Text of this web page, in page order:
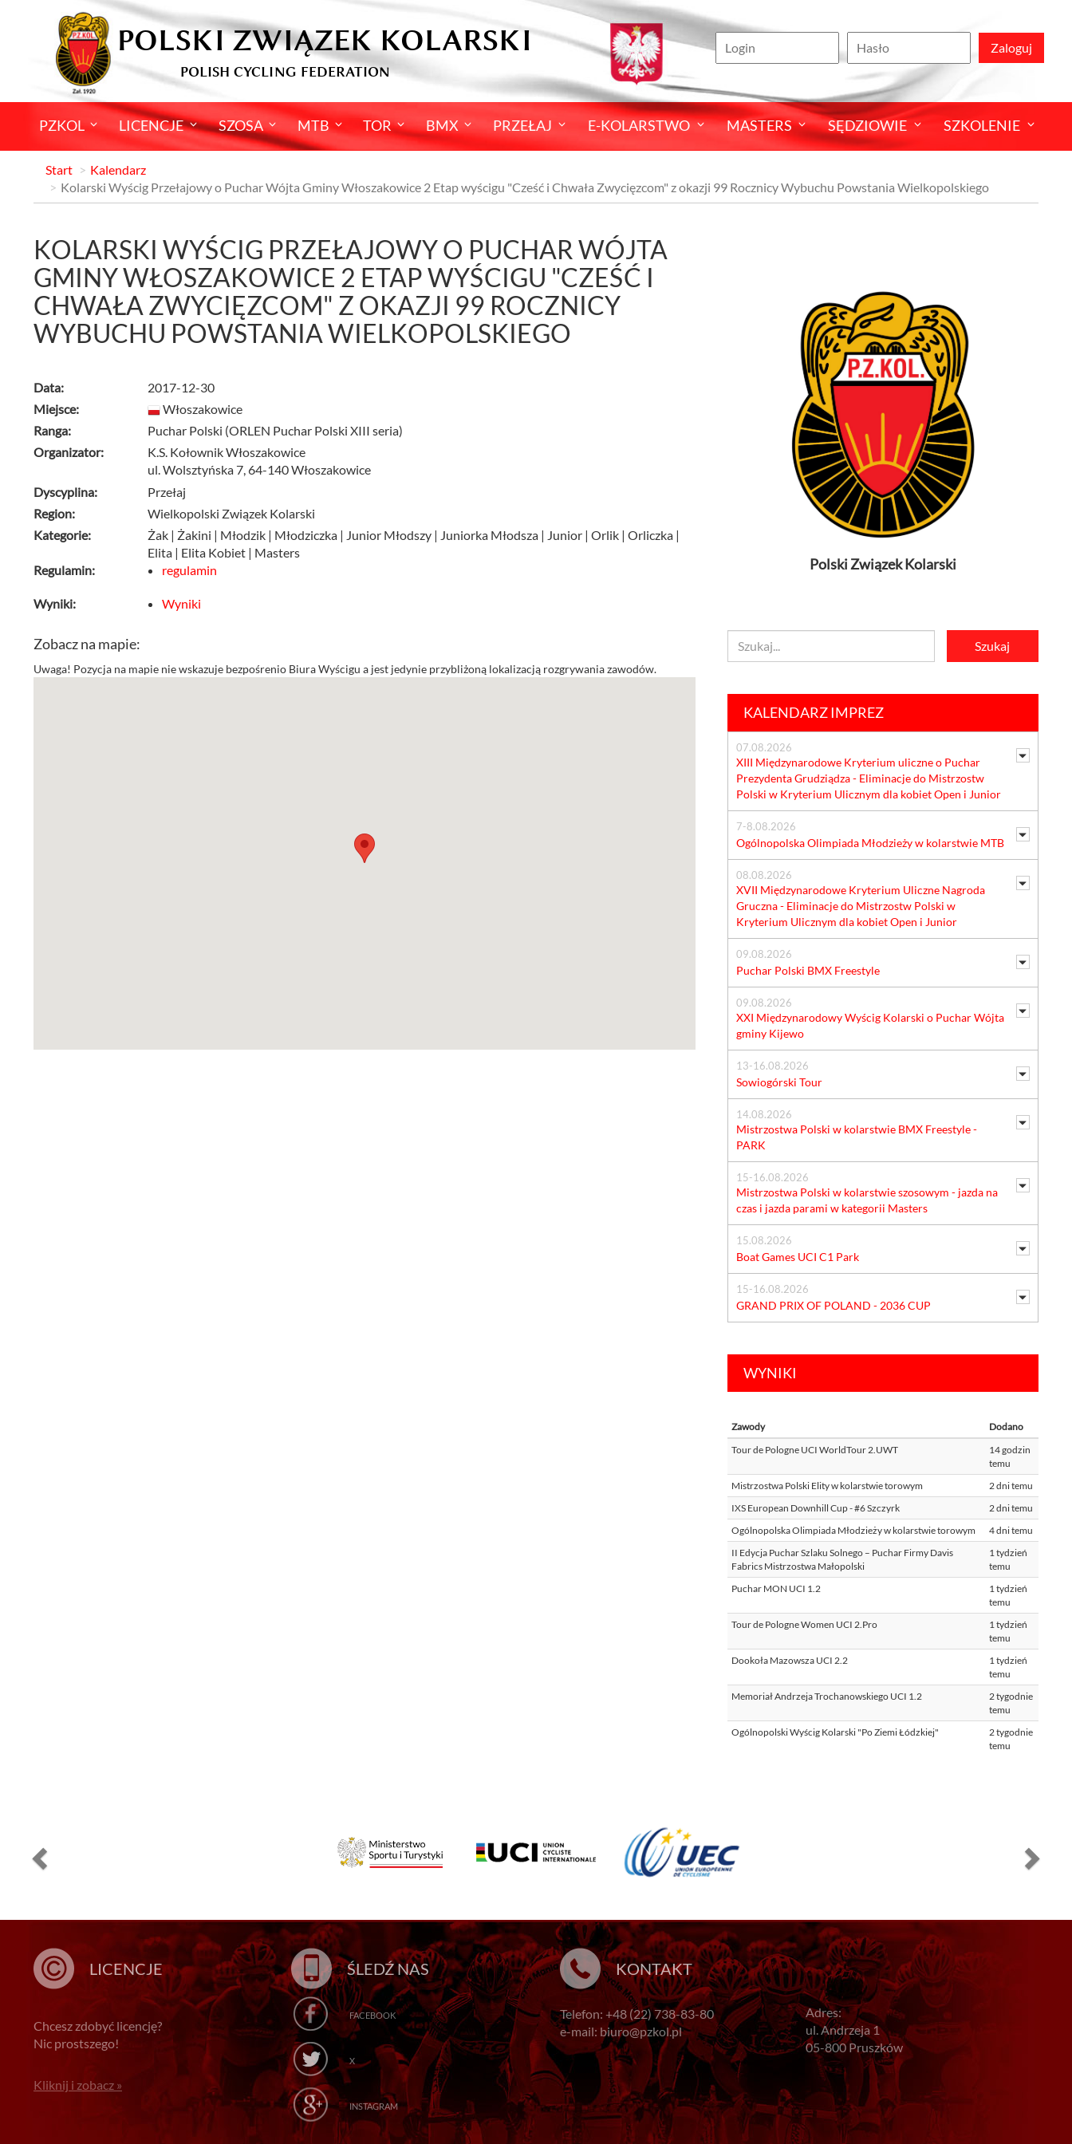
POLSKI ZWIĄZEK KOLARSKI
POLISH CYCLING FEDERATION
Zaloguj
PZKOL LICENCJE SZOSA MTB TOR BMX PRZEŁAJ E-KOLARSTWO MASTERS SĘDZIOWIE SZKOLENIE
Start
Kalendarz
Kolarski Wyścig Przełajowy o Puchar Wójta Gminy Włoszakowice 2 Etap wyścigu "Cześć i Chwała Zwycięzcom" z okazji 99 Rocznicy Wybuchu Powstania Wielkopolskiego
KOLARSKI WYŚCIG PRZEŁAJOWY O PUCHAR WÓJTA
GMINY WŁOSZAKOWICE 2 ETAP WYŚCIGU "CZEŚĆ I
CHWAŁA ZWYCIĘZCOM" Z OKAZJI 99 ROCZNICY
WYBUCHU POWSTANIA WIELKOPOLSKIEGO
Data:
2017-12-30
Miejsce:
Włoszakowice
Ranga:
Puchar Polski (ORLEN Puchar Polski XIII seria)
Organizator:
K.S. Kołownik Włoszakowice
ul. Wolsztyńska 7, 64-140 Włoszakowice
Dyscyplina:
Przełaj
Region:
Wielkopolski Związek Kolarski
Kategorie:
Żak | Żakini | Młodzik | Młodziczka | Junior Młodszy | Juniorka Młodsza | Junior | Orlik | Orliczka |
Elita | Elita Kobiet | Masters
Regulamin:
regulamin
Wyniki: Wyniki
Zobacz na mapie:
Uwaga! Pozycja na mapie nie wskazuje bezpośrenio Biura Wyścigu a jest jedynie przybliżoną lokalizacją rozgrywania zawodów.
Polski Związek Kolarski
KALENDARZ IMPREZ
07.08.2026
XIII Międzynarodowe Kryterium uliczne o Puchar
Prezydenta Grudziądza - Eliminacje do Mistrzostw
Polski w Kryterium Ulicznym dla kobiet Open i Junior
7-8.08.2026
Ogólnopolska Olimpiada Młodzieży w kolarstwie MTB
08.08.2026
XVII Międzynarodowe Kryterium Uliczne Nagroda
Gruczna - Eliminacje do Mistrzostw Polski w
Kryterium Ulicznym dla kobiet Open i Junior
09.08.2026
Puchar Polski BMX Freestyle
09.08.2026
XXI Międzynarodowy Wyścig Kolarski o Puchar Wójta
gminy Kijewo
13-16.08.2026
Sowiogórski Tour
14.08.2026
Mistrzostwa Polski w kolarstwie BMX Freestyle -
PARK
15-16.08.2026
Mistrzostwa Polski w kolarstwie szosowym - jazda na
czas i jazda parami w kategorii Masters
15.08.2026
Boat Games UCI C1 Park
15-16.08.2026
GRAND PRIX OF POLAND - 2036 CUP
WYNIKI
Zawody
Dodano
Tour de Pologne UCI WorldTour 2.UWT
14 godzin
temu
Mistrzostwa Polski Elity w kolarstwie torowym
2 dni temu
IXS European Downhill Cup - #6 Szczyrk
2 dni temu
Ogólnopolska Olimpiada Młodzieży w kolarstwie torowym
4 dni temu
II Edycja Puchar Szlaku Solnego – Puchar Firmy Davis
Fabrics Mistrzostwa Małopolski
1 tydzień
temu
Puchar MON UCI 1.2
1 tydzień
temu
Tour de Pologne Women UCI 2.Pro
1 tydzień
temu
Dookoła Mazowsza UCI 2.2
1 tydzień
temu
Memoriał Andrzeja Trochanowskiego UCI 1.2
2 tygodnie
temu
Ogólnopolski Wyścig Kolarski "Po Ziemi Łódzkiej"
2 tygodnie
temu
LICENCJE
Chcesz zdobyć licencję?
Nic prostszego!
Kliknij i zobacz »
ŚLEDŹ NAS
FACEBOOK
X
INSTAGRAM
KONTAKT
Telefon: +48 (22) 738-83-80
e-mail: biuro@pzkol.pl
Adres:
ul. Andrzeja 1
05-800 Pruszków